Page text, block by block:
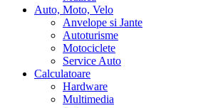
Auto, Moto, Velo
Anvelope si Jante
Autoturisme
Motociclete
Service Auto
Calculatoare
Hardware
Multimedia